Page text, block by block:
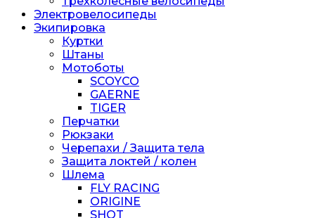
Электровелосипеды
Экипировка
Куртки
Штаны
Мотоботы
SCOYCO
GAERNE
TIGER
Перчатки
Рюкзаки
Черепахи / Защита тела
Защита локтей / колен
Шлема
FLY RACING
ORIGINE
SHOT